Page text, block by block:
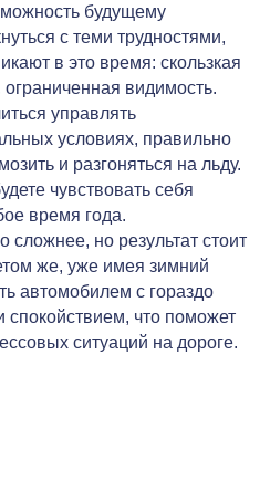
будущему
с теми трудностями,
в это время: скользкая
видимость.
управлять
условиях, правильно
и разгоняться на льду.
чувствовать себя
время года.
сложнее, но результат стоит
же, уже имея зимний
автомобилем с гораздо
что поможет
ситуаций на дороге.